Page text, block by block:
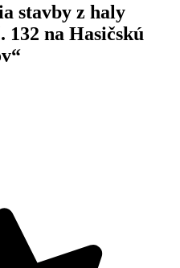
stavby z haly
na Hasičskú